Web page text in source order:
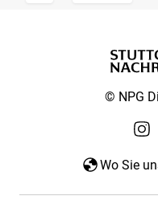
© NPG
Wo Sie